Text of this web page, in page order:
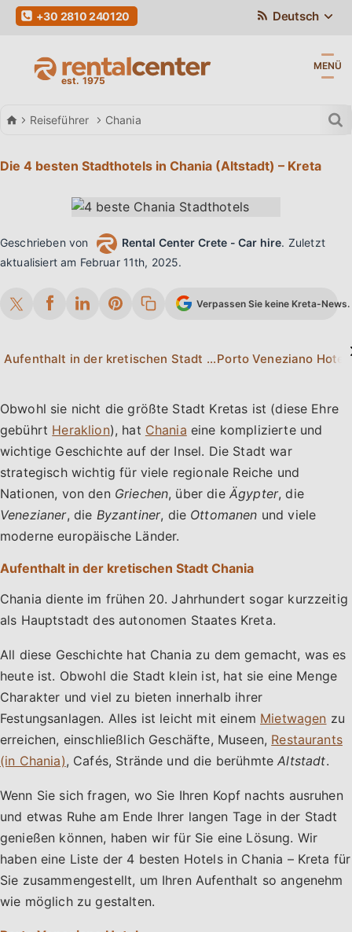
Deutsch
+30 2810 240120
MENÜ
Autovermietung
Reiseführer Chania
Die 4 besten Stadthotels in Chania (Altstadt) – Kreta
Geschrieben von Rental Center Crete - Car hire. Zuletzt
aktualisiert am Februar 11th, 2025.
Verpassen Sie keine Kreta-
Aufenthalt in der kretischen Stadt ChaniaPorto Veneziano Hotel
Obwohl sie nicht die größte Stadt Kretas ist (diese Ehre
gebührt Heraklion), hat Chania eine komplizierte und
wichtige Geschichte auf der Insel. Die Stadt war
strategisch wichtig für viele regionale Reiche und
Nationen, von den Griechen, über die Ägypter, die
Venezianer, die Byzantiner, die Ottomanen und viele
moderne europäische Länder.
Aufenthalt in der kretischen Stadt Chania
Chania diente im frühen 20. Jahrhundert sogar kurzzeitig
als Hauptstadt des autonomen Staates Kreta.
All diese Geschichte hat Chania zu dem gemacht, was es
heute ist. Obwohl die Stadt klein ist, hat sie eine Menge
Charakter und viel zu bieten innerhalb ihrer
Festungsanlagen. Alles ist leicht mit einem Mietwagen zu
erreichen, einschließlich Geschäfte, Museen, Restaurants
(in Chania), Cafés, Strände und die berühmteAltstadt.
Wenn Sie sich fragen, wo Sie Ihren Kopf nachts ausruhen
und etwas Ruhe am Ende Ihrer langen Tage in der Stadt
genießen können, haben wir für Sie eine Lösung. Wir
haben eine Liste der 4 besten Hotels in Chania – Kreta für
Sie zusammengestellt, um Ihren Aufenthalt so angenehm
wie möglich zu gestalten.